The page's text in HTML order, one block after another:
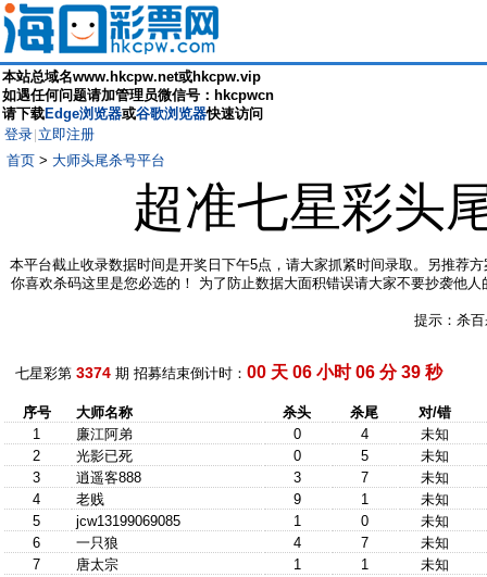
本站总域名www.hkcpw.net或hkcpw.vip
如遇任何问题请加管理员微信号：hkcpwcn
请下载Edge浏览器或谷歌浏览器快速访问
登录 立即注册
首页 > 大师头尾杀号平台
超准七星彩头
本平台截止收录数据时间是开奖日下午5点，请大家抓紧时间录取。另推荐
你喜欢杀码这里是您必选的！ 为了防止数据大面积错误请大家不要抄袭他
提示：杀
七星彩第 3374 期 招募结束倒计时： 00 天 06 小时 06 分 38 秒
序号 大师名称 杀头 杀尾
对/错
1
廉江阿弟 0 4
未知
2
光影已死 0 5
未知
3
逍遥客888 3 7
未知
4
老贱 9 1
未知
5
jcw13199069085 1 0
未知
6
一只狼 4 7
未知
7
唐太宗 1 1
未知